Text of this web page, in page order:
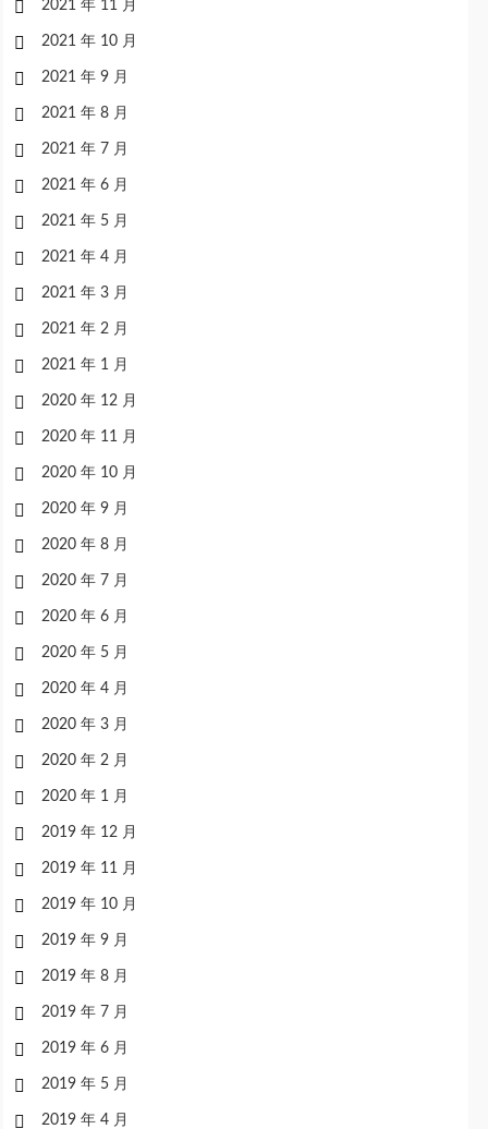
2021 年 11 月
2021 年 10 月
2021 年 9 月
2021 年 8 月
2021 年 7 月
2021 年 6 月
2021 年 5 月
2021 年 4 月
2021 年 3 月
2021 年 2 月
2021 年 1 月
2020 年 12 月
2020 年 11 月
2020 年 10 月
2020 年 9 月
2020 年 8 月
2020 年 7 月
2020 年 6 月
2020 年 5 月
2020 年 4 月
2020 年 3 月
2020 年 2 月
2020 年 1 月
2019 年 12 月
2019 年 11 月
2019 年 10 月
2019 年 9 月
2019 年 8 月
2019 年 7 月
2019 年 6 月
2019 年 5 月
2019 年 4 月